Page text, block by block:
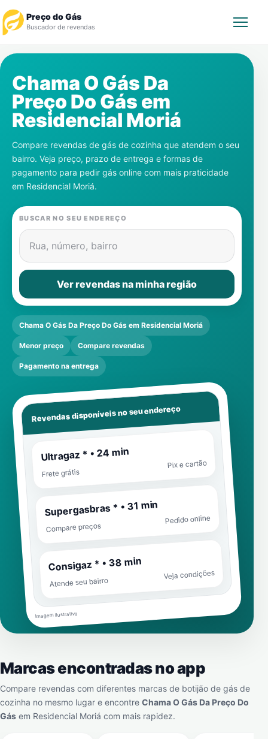
Preço do Gás
Buscador de revendas
Revendedor
Notícias
Cadastre-se
Gás
Contatos
Chama O Gás Da
Preço Do Gás em
Residencial Moriá
Compare revendas de gás de cozinha que atendem o seu
bairro. Veja preço, prazo de entrega e formas de
pagamento para pedir gás online com mais praticidade
em Residencial Moriá.
BUSCAR NO SEU ENDEREÇO
Rua, número, bairro
Ver revendas na minha região
Chama O Gás Da Preço Do Gás em Residencial Moriá
Menor preço Compare revendas
Pagamento na entrega
Revendas disponíveis no seu endereço
Ultragaz * • 24 min
Frete grátis
Pix e cartão
Supergasbras * • 31 min
Compare preços
Pedido online
Consigaz * • 38 min
Atende seu bairro
Veja condições
Imagem ilustrativa
Marcas encontradas no app
Compare revendas com diferentes marcas de botijão de gás de
cozinha no mesmo lugar e encontre Chama O Gás Da Preço Do
Gás em Residencial Moriá com mais rapidez.